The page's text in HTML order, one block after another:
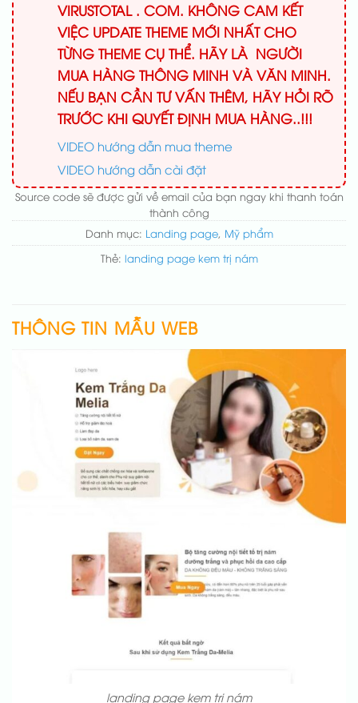
VIRUSTOTAL . COM. KHÔNG CAM KẾT
VIỆC UPDATE THEME MỚI NHẤT CHO
TỪNG THEME CỤ THỂ. HÃY LÀ NGƯỜI
MUA HÀNG THÔNG MINH VÀ VĂN MINH.
NẾU BẠN CẦN TƯ VẤN THÊM, HÃY HỎI RÕ
TRƯỚC KHI QUYẾT ĐỊNH MUA HÀNG..!!!
VIDEO hướng dẫn mua theme
VIDEO hướng dẫn cài đặt
Source code sẽ được gửi về email của bạn ngay khi thanh toán
thành công
Danh mục: Landing page, Mỹ phẩm
Thẻ: landing page kem trị nám
THÔNG TIN MẪU WEB
landing page kem trị nám